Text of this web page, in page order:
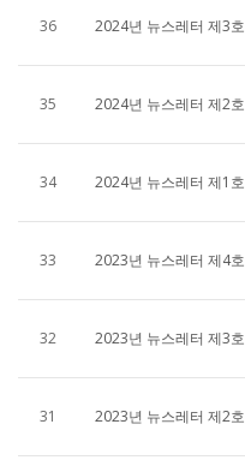
36 2024년 뉴스레터 제3호
35 2024년 뉴스레터 제2호
34 2024년 뉴스레터 제1호
33 2023년 뉴스레터 제4호
32 2023년 뉴스레터 제3호
31 2023년 뉴스레터 제2호